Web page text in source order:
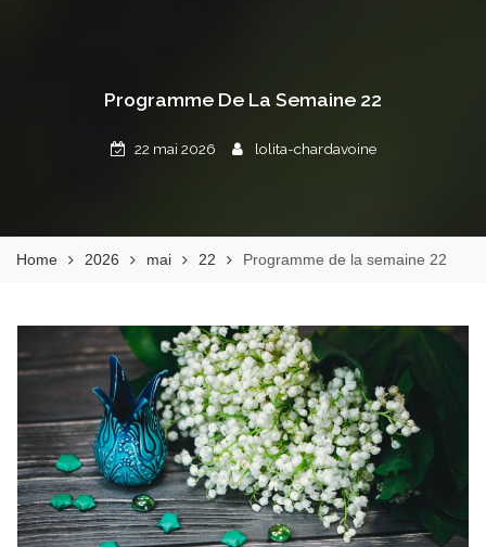
Programme De La Semaine 22
22 mai 2026 lolita-chardavoine
Home 2026 mai 22 Programme de la semaine 22